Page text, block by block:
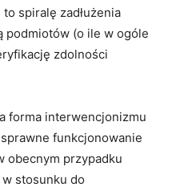
spiralę zadłużenia
podmiotów (o ile w ogóle
zdolności
forma interwencjonizmu
funkcjonowanie
obecnym przypadku
stosunku do